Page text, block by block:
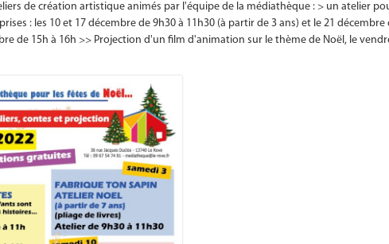
de création artistique animés par l'équipe de la médiathèque : > un atelier
: les 10 et 17 décembre de 9h30 à 11h30 (à partir de 3 ans) et le 21
de 15h à 16h >> Projection d'un film d'animation sur le thème de Noël, le